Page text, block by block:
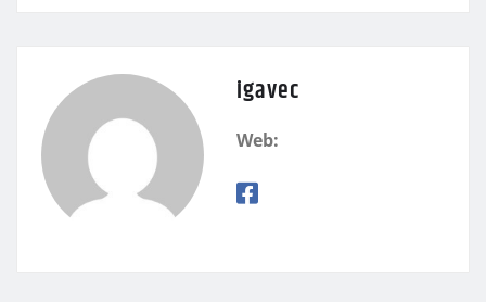
igavec
Web: